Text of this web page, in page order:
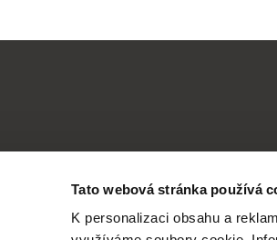
Tato webová stránka používá
K personalizaci obsahu a